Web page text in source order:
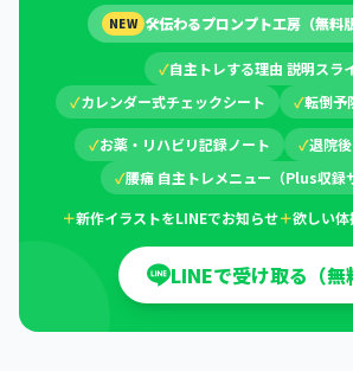
NEW 🛠伝わるプロンプト工房（無料
✓自主トレする理由 説明スラ
✓カレンダー式チェックシート ✓転倒予
✓お薬・リハビリ記録ノート ✓退院
✓腰痛 自主トレメニュー（Plus収録
＋新作イラストをLINEでお知らせ＋欲しい
LINEで受け取る（無